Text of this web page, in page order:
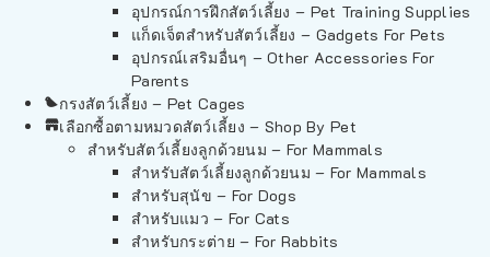
อุปกรณ์การฝึกสัตว์เลี้ยง – Pet Training Supplies
แก็ดเจ็ตสำหรับสัตว์เลี้ยง – Gadgets For Pets
อุปกรณ์เสริมอื่นๆ – Other Accessories For
Parents
กรงสัตว์เลี้ยง – Pet Cages
เลือกซื้อตามหมวดสัตว์เลี้ยง – Shop By Pet
สำหรับสัตว์เลี้ยงลูกด้วยนม – For Mammals
สำหรับสัตว์เลี้ยงลูกด้วยนม – For Mammals
สำหรับสุนัข – For Dogs
สำหรับแมว – For Cats
สำหรับกระต่าย – For Rabbits